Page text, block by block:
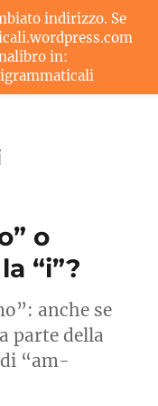
o
“i”?
anche se
parte della
“am-
indirizzo. Se
in: